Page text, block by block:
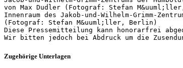
von Max Dudler (Fotograf: Stefan
Innenraum des Jakob-und-Wilhelm-Grimm-
(Fotograf: Stefan M&uuml;ller, Berlin)
Diese Pressemitteilung kann honorarfrei
Zugehörige Unterlagen